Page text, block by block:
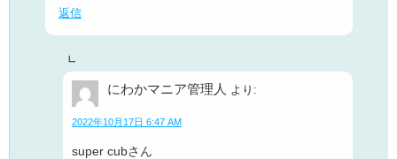
返信
にわかマニア管理人 より:
2022年10月17日 6:47 AM
super cubさん